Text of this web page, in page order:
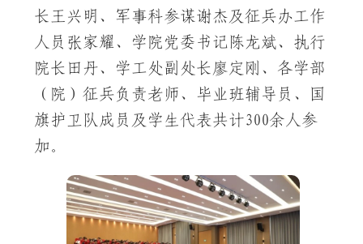
长王兴明、军事科参谋谢杰及征兵办工作
人员张家耀、学院党委书记陈龙斌、执行
院长田丹、学工处副处长廖定刚、各学部
（院）征兵负责老师、毕业班辅导员、国
旗护卫队成员及学生代表共计300余人参
加。